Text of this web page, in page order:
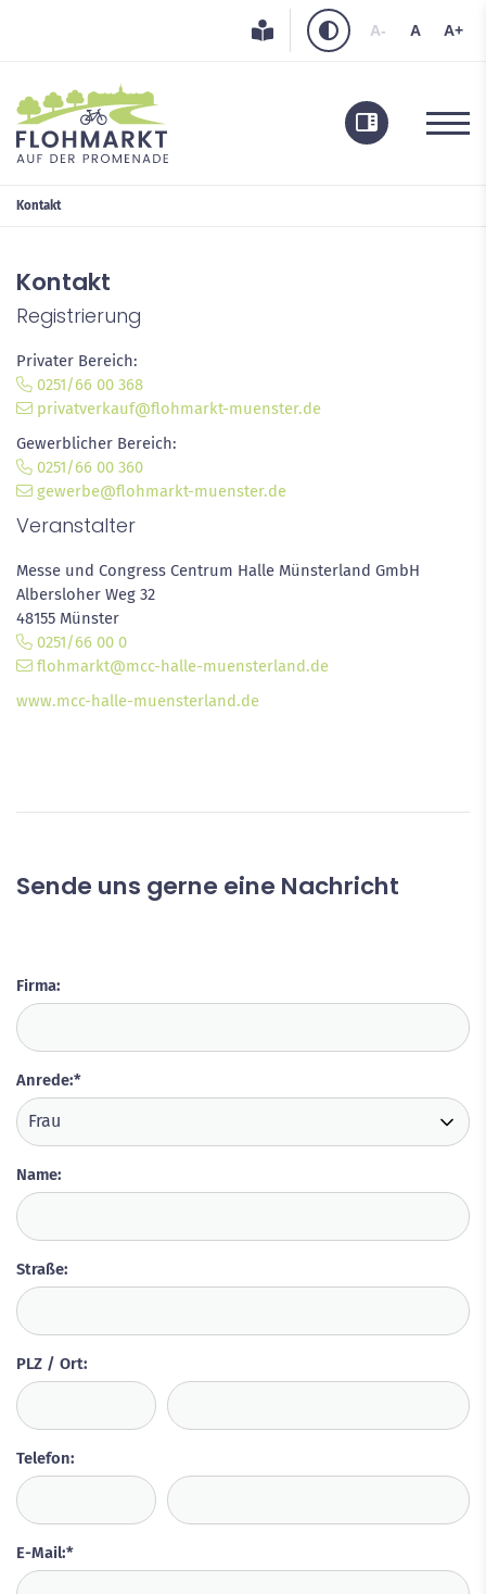
A- A A+
Kontakt
Kontakt
Registrierung
Privater Bereich:
0251/66 00 368
privatverkauf@flohmarkt-muenster.de
Gewerblicher Bereich:
0251/66 00 360
gewerbe@flohmarkt-muenster.de
Veranstalter
Messe und Congress Centrum Halle Münsterland GmbH
Albersloher Weg 32
48155 Münster
0251/66 00 0
flohmarkt@mcc-halle-muensterland.de
www.mcc-halle-muensterland.de
Sende uns gerne eine Nachricht
Firma:
Anrede:*
Name:
Straße:
PLZ / Ort:
Telefon:
E-Mail:*
Gewerblicher Bereich
Übersicht
Kontakt
Impressum
Datenschutz